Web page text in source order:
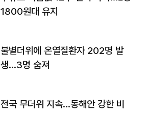
1800원대 유지
불볕더위에 온열질환자 202명 발
생…3명 숨져
전국 무더위 지속…동해안 강한 비